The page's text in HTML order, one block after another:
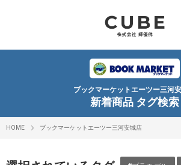
ブックマーケットエーツー三河
新着商品 タグ検索
HOME ブックマーケットエーツー三河安城店